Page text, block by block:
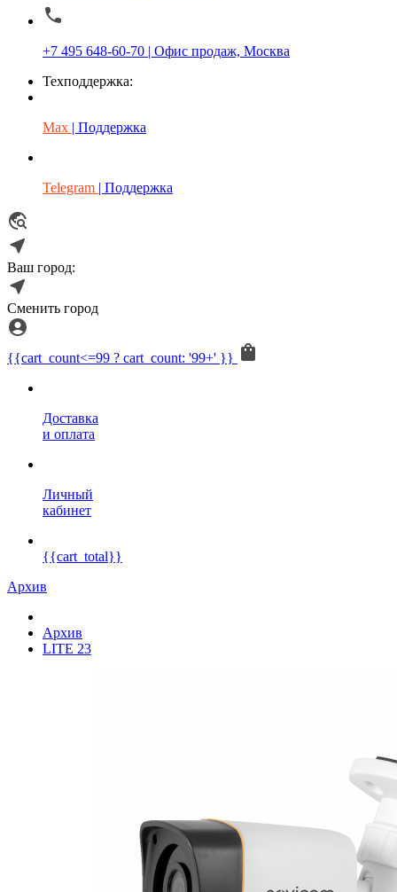
+7 495 648-60-70 | Офис продаж, Москва
Техподдержка:
Max | Поддержка
Telegram | Поддержка
Ваш город:
Сменить город
{{cart_count<=99 ? cart_count: '99+' }}
Доставка
и оплата
Личный
кабинет
{{cart_total}}
Архив
Архив
LITE 23